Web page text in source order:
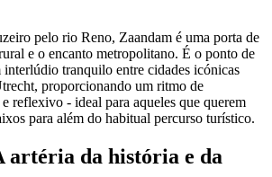
pelo rio Reno, Zaandam é uma porta de
e o encanto metropolitano. É o ponto de
tranquilo entre cidades icónicas
proporcionando um ritmo de
reflexivo - ideal para aqueles que querem
para além do habitual percurso turístico.
artéria da história e da